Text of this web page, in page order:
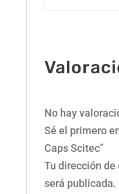
No hay
Sé el primero
Caps Scitec”
Tu dirección
será publicada.